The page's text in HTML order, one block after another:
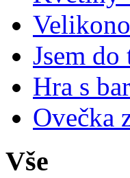
Jsem do
Hra s
Ovečka
Vše